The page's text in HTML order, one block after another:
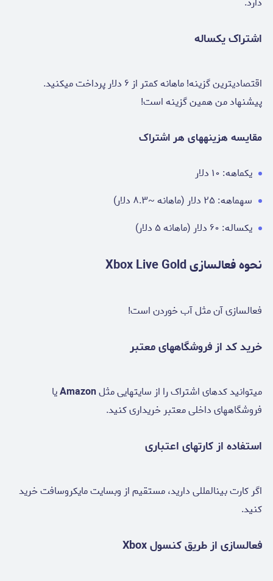
اشتراک یکساله
اقتصادیترین گزینه! ماهانه کمتر از ۶ دلار پرداخت میکنید.
پیشنهاد من همین گزینه است!
مقایسه هزینههای هر اشتراک
یکماهه: ۱۰ دلار
سهماهه: ۲۵ دلار (ماهانه ~۸.۳ دلار)
یکساله: ۶۰ دلار (ماهانه ۵ دلار)
نحوه فعالسازی Xbox Live Gold
فعالسازی آن مثل آب خوردن است!
خرید کد از فروشگاههای معتبر
میتوانید کدهای اشتراک را از سایتهایی مثلAmazonیا
فروشگاههای داخلی معتبر خریداری کنید.
استفاده از کارتهای اعتباری
اگر کارت بینالمللی دارید، مستقیم از وبسایت مایکروسافت خرید
کنید.
فعالسازی از طریق کنسول Xbox